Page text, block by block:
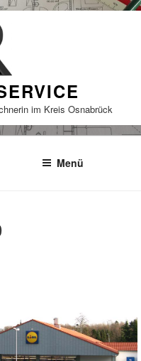
im Kreis Osnabrück
Menü